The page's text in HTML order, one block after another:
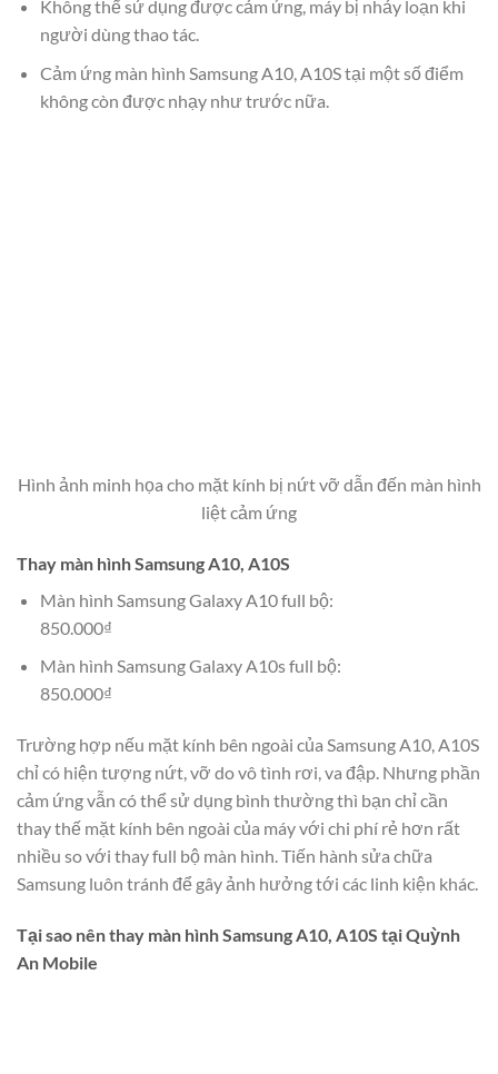
Không thể sử dụng được cảm ứng, máy bị nhảy loạn khi
người dùng thao tác.
Cảm ứng màn hình Samsung A10, A10S tại một số điểm
không còn được nhạy như trước nữa.
Hình ảnh minh họa cho mặt kính bị nứt vỡ dẫn đến màn hình
liệt cảm ứng
Thay màn hình Samsung A10, A10S
Màn hình Samsung Galaxy A10 full bộ:
850.000₫
Màn hình Samsung Galaxy A10s full bộ:
850.000₫
Trường hợp nếu mặt kính bên ngoài của Samsung A10, A10S
chỉ có hiện tượng nứt, vỡ do vô tình rơi, va đập. Nhưng phần
cảm ứng vẫn có thể sử dụng bình thường thì bạn chỉ cần
thay thế mặt kính bên ngoài của máy với chi phí rẻ hơn rất
nhiều so với thay full bộ màn hình. Tiến hành sửa chữa
Samsung luôn tránh để gây ảnh hưởng tới các linh kiện khác.
Tại sao nên thay màn hình Samsung A10, A10S tại Quỳnh
An Mobile